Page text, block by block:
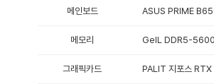
메인보드 ASUS PRIME
메모리 GeIL DDR5-
그래픽카드 PALIT 지포스